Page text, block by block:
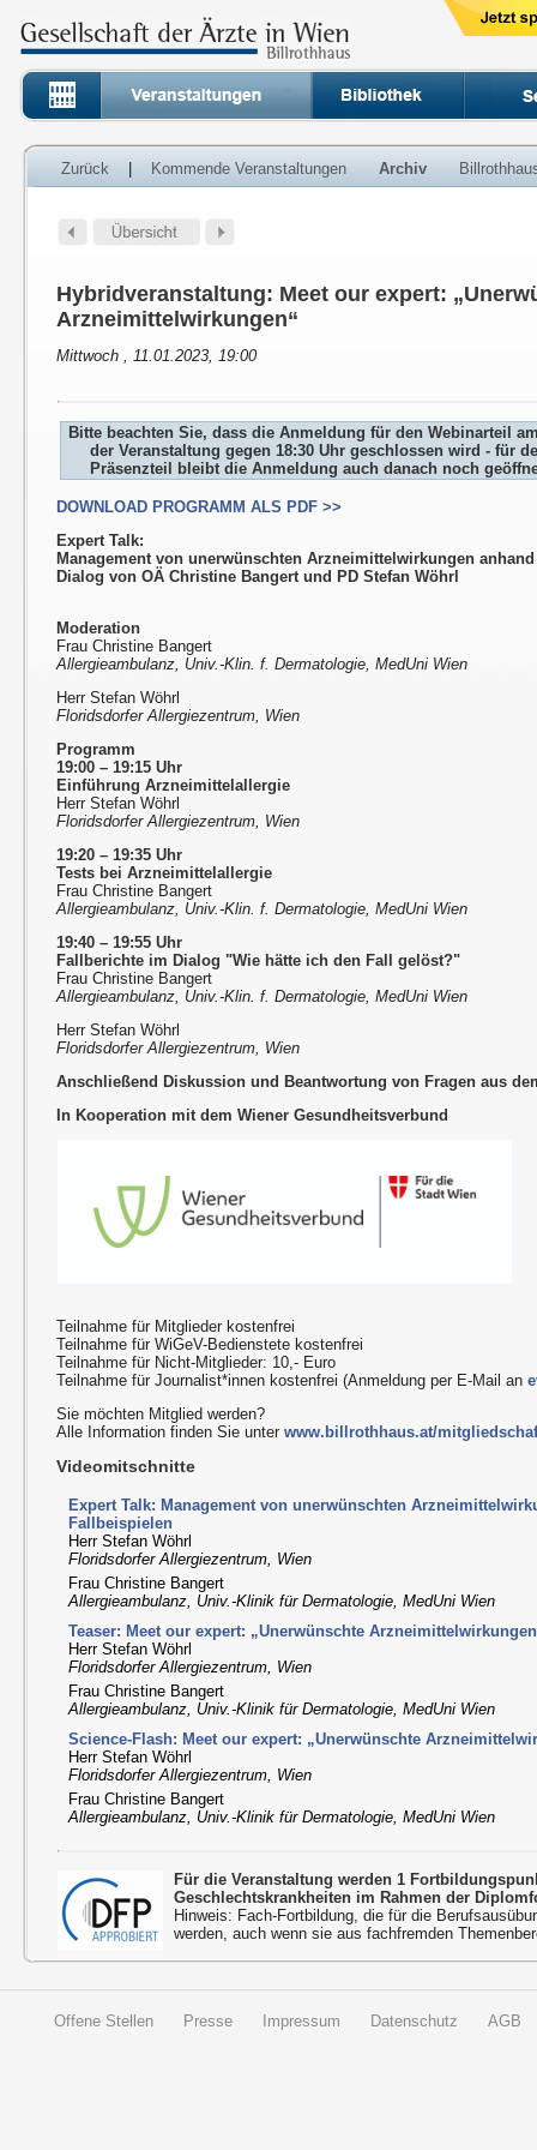
Zurück Kommende Veranstaltungen Archiv
Hybridveranstaltung: Meet our expert:
Arzneimittelwirkungen“
Mittwoch , 11.01.2023, 19:00
Bitte beachten Sie, dass die Anmeldung für den Webinarteil
der Veranstaltung gegen 18:30 Uhr geschlossen wird - für
Präsenzteil bleibt die Anmeldung auch danach noch
DOWNLOAD PROGRAMM ALS PDF >>
Expert Talk:
Management von unerwünschten Arzneimittelwirkungen
Dialog von OÄ Christine Bangert und PD Stefan Wöhrl
Moderation
Frau Christine Bangert
Allergieambulanz, Univ.-Klin. f. Dermatologie, MedUni Wien
Herr Stefan Wöhrl
Floridsdorfer Allergiezentrum, Wien
Programm
19:00 – 19:15 Uhr
Einführung Arzneimittelallergie
Herr Stefan Wöhrl
Floridsdorfer Allergiezentrum, Wien
19:20 – 19:35 Uhr
Tests bei Arzneimittelallergie
Frau Christine Bangert
Allergieambulanz, Univ.-Klin. f. Dermatologie, MedUni Wien
19:40 – 19:55 Uhr
Fallberichte im Dialog "Wie hätte ich den Fall gelöst?"
Frau Christine Bangert
Allergieambulanz, Univ.-Klin. f. Dermatologie, MedUni Wien
Herr Stefan Wöhrl
Floridsdorfer Allergiezentrum, Wien
Anschließend Diskussion und Beantwortung von Fragen aus
In Kooperation mit dem Wiener Gesundheitsverbund
Teilnahme für Mitglieder kostenfrei
Teilnahme für WiGeV-Bedienstete kostenfrei
Teilnahme für Nicht-Mitglieder: 10,- Euro
Teilnahme für Journalist*innen kostenfrei (Anmeldung per E-Mail an
Sie möchten Mitglied werden?
Alle Information finden Sie unterwww.billrothhaus.at/
Videomitschnitte
Expert Talk: Management von unerwünschten
Fallbeispielen
Herr Stefan Wöhrl
Floridsdorfer Allergiezentrum, Wien
Frau Christine Bangert
Allergieambulanz, Univ.-Klinik für Dermatologie, MedUni Wien
Teaser: Meet our expert: „Unerwünschte
Herr Stefan Wöhrl
Floridsdorfer Allergiezentrum, Wien
Frau Christine Bangert
Allergieambulanz, Univ.-Klinik für Dermatologie, MedUni Wien
Science-Flash: Meet our expert: „Unerwünschte
Herr Stefan Wöhrl
Floridsdorfer Allergiezentrum, Wien
Frau Christine Bangert
Allergieambulanz, Univ.-Klinik für Dermatologie, MedUni Wien
Für die Veranstaltung werden 1
Geschlechtskrankheiten im Rahmen der
Hinweis: Fach-Fortbildung, die für die
werden, auch wenn sie aus fachfremden
Offene Stellen Presse Impressum Datenschutz AGB